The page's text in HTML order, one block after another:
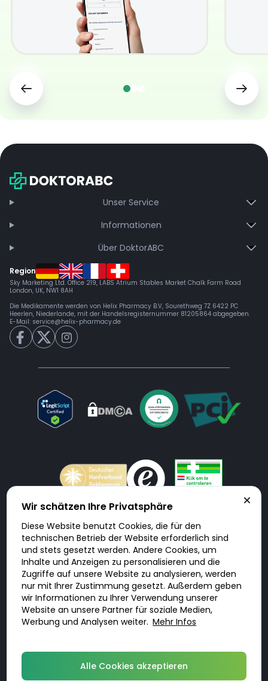
Unser Service
Informationen
Über DoktorABC
Region
Sky Marketing Ltd. Office 219, LABS Atrium Stables Market Chalk Farm Road
London, UK, NW1 8AH
Die Medikamente werden von Helix Pharmacy B.V, Sourethweg 7Z 6422 PC
Heerlen, Niederlande, mit der Handelsregisternummer 81205864 abgegeben.
E-Mail: service@helix-pharmacy.de
Doktorabc.com ist eine Vermittlungsplattform. Doktorabc ist ausdrücklich
keine Internetapotheke. Doktorabc bietet keine Medikamente oder
sonstige Produkte an oder liefert diese. Jegliche Informationen zu
Produkten, Medikamenten und Preisen auf der Internetseite beinhalten
kein Angebot von Doktorabc an Sie. Für die Einhaltung der in Ihrem Land
geltenden Gesetze und sonstigen Rechtsvorschriften sind Sie als Nutzer
selbst verantwortlich. Die Nutzung unseres Services auf Doktorabc durch
Sie erfolgt auf eigenes Risiko und in eigener Verantwortung. Sie erklären,
diese Internetseite aus eigener Initiative zu besuchen und zu nutzen.
Wir schätzen Ihre Privatsphäre
Diese Website benutzt Cookies, die für den
technischen Betrieb der Website erforderlich sind
und stets gesetzt werden. Andere Cookies, um
Inhalte und Anzeigen zu personalisieren und die
Zugriffe auf unsere Website zu analysieren, werden
nur mit Ihrer Zustimmung gesetzt. Außerdem geben
wir Informationen zu Ihrer Verwendung unserer
Website an unsere Partner für soziale Medien,
Werbung und Analysen weiter. Mehr Infos
Alle Cookies akzeptieren